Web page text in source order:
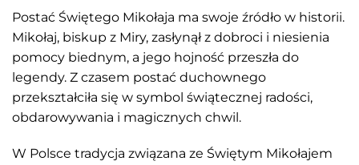
Postać Świętego Mikołaja ma swoje źródło w historii.
Mikołaj, biskup z Miry, zasłynął z dobroci i niesienia
pomocy biednym, a jego hojność przeszła do
legendy. Z czasem postać duchownego
przekształciła się w symbol świątecznej radości,
obdarowywania i magicznych chwil.
W Polsce tradycja związana ze Świętym Mikołajem